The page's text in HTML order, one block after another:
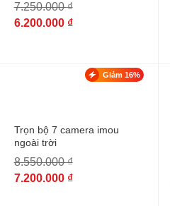
7.250.000₫
6.200.000 ₫
Giảm 16%
Trọn bộ 7 camera imou
ngoài trời
8.550.000₫
7.200.000 ₫